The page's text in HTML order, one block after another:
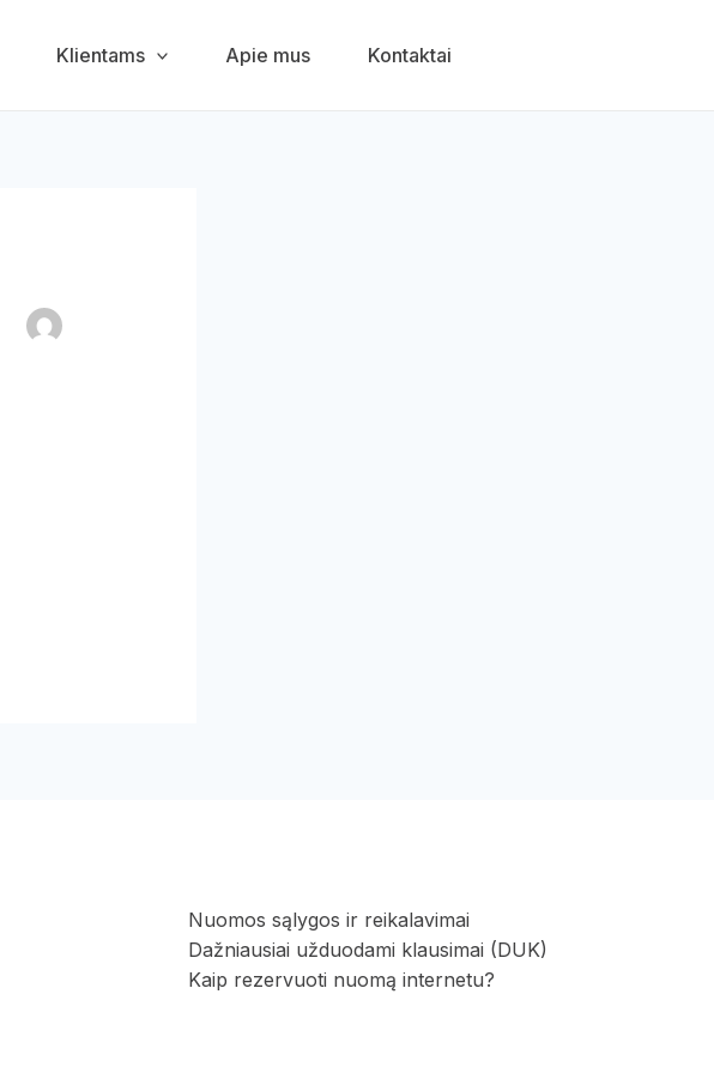
Klientams Apie mus Kontaktai
Nuomos sąlygos ir reikalavimai
Dažniausiai užduodami klausimai (DUK)
Kaip rezervuoti nuomą internetu?